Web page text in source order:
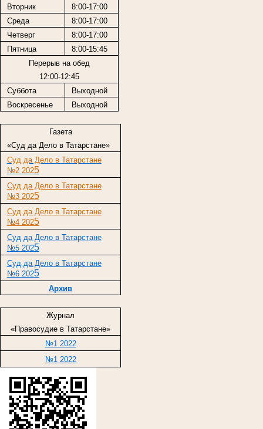
Вторник
8:00-17:00
Среда
8:00-17:00
Четверг
8:00-17:00
Пятница
8:00-15:45
Перерыв на обед
12:00-12:45
Суббота
Выходной
Воскресенье
Выходной
Газета
«Суд да Дело в Татарстане»
Суд да Дело в Татарстане
№2 2025
Суд да Дело в Татарстане
№3 2025
Суд да Дело в Татарстане
№4 2025
Суд да Дело в Татарстане
№5 2025
Суд да Дело в Татарстане
№6 2025
Архив
Журнал
«Правосудие в Татарстане»
№1 2022
№1 2022